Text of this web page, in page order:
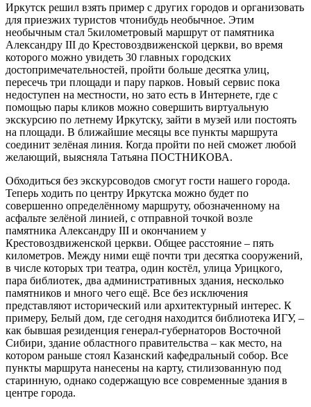
Иркутск решил взять пример с других городов и организовать
для приезжих туристов что­нибудь необычное. Этим
необычным стал 5­километровый маршрут от памятника
Александру III до Крестовоздвиженской церкви, во время
которого можно увидеть 30 главных городских
достопримечательностей, пройти больше десятка улиц,
пересечь три площади и пару парков. Новый сервис пока
недоступен на местности, но зато есть в Интернете, где с
помощью пары кликов можно совершить виртуальную
экскурсию по летнему Иркутску, зайти в музей или постоять
на площади. В ближайшие месяцы все пункты маршрута
соединит зелёная линия. Когда пройти по ней сможет любой
желающий, выясняла Татьяна ПОСТНИКОВА.
Обходиться без экскурсоводов смогут гости нашего города.
Теперь ходить по центру Иркутска можно будет по
совершенно определённому маршруту, обозначенному на
асфальте зелёной линией, с отправной точкой возле
памятника Александру III и окончанием у
Крестовоздвиженской церкви. Общее расстояние – пять
километров. Между ними ещё почти три десятка сооружений,
в числе которых три театра, один костёл, улица Урицкого,
пара библиотек, два административных здания, несколько
памятников и много чего ещё. Все без исключения
представляют исторический или архитектурный интерес. К
примеру, Белый дом, где сегодня находится библиотека ИГУ, –
как бывшая резиденция генерал-губернаторов Восточной
Сибири, здание областного правительства – как место, на
котором раньше стоял Казанский кафедральный собор. Все
пункты маршрута нанесены на карту, стилизованную под
старинную, однако содержащую все современные здания в
центре города.